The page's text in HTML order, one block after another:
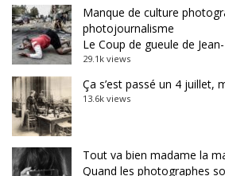
Manque de culture
photojournalisme
Le Coup de gueule de
29.1k views
Ça s’est passé un 4 juillet,
13.6k views
Tout va bien madame la
Quand les photographes